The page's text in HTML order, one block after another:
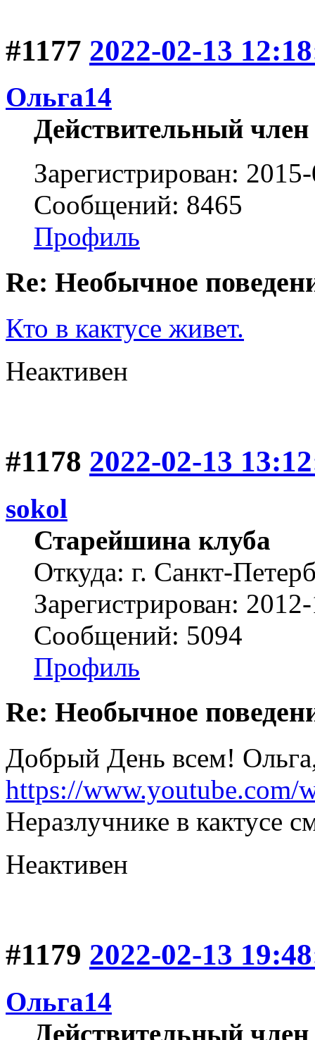
#1177 2022-02-13
Ольга14
Действительный член
Зарегистрирован:
Сообщений: 8465
Профиль
Re: Необычное
Кто в кактусе живет.
Неактивен
#1178 2022-02-13
sokol
Старейшина клуба
Откуда: г. Санкт-
Зарегистрирован:
Сообщений: 5094
Профиль
Re: Необычное
Добрый День всем!
https://
Неразлучнике в кактусе
Неактивен
#1179 2022-02-13
Ольга14
Действительный